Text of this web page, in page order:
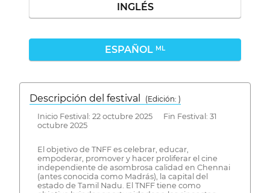
INGLÉS
ESPAÑOL ML
Descripción del festival
( Edición: )
Inicio Festival: 22 octubre 2025 Fin Festival: 31
octubre 2025
El objetivo de TNFF es celebrar, educar,
empoderar, promover y hacer proliferar el cine
independiente de asombrosa calidad en Chennai
(antes conocida como Madrás), la capital del
estado de Tamil Nadu. El TNFF tiene como